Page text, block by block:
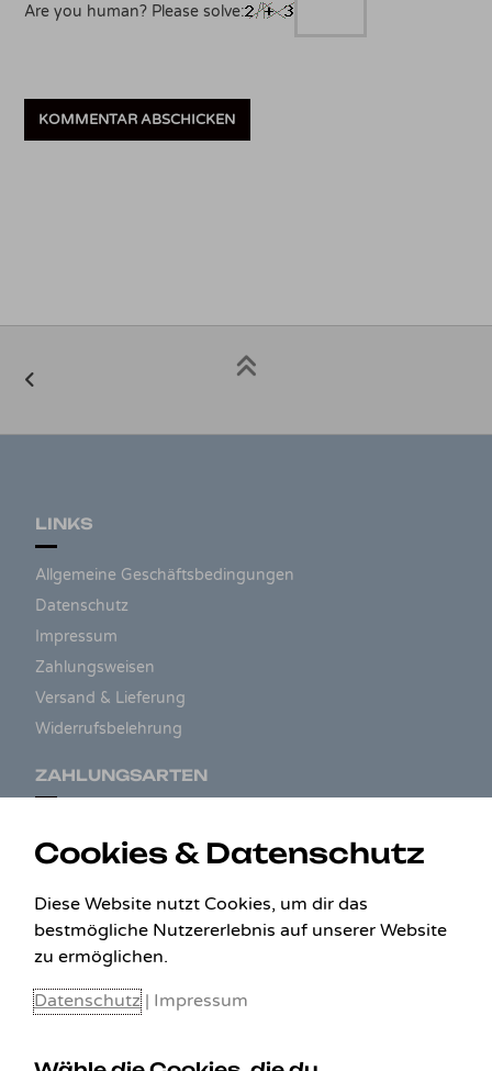
Are you human? Please solve:
LINKS
Allgemeine Geschäftsbedingungen
Datenschutz
Impressum
Zahlungsweisen
Versand & Lieferung
Widerrufsbelehrung
ZAHLUNGSARTEN
Cookies & Datenschutz
Diese Website nutzt Cookies, um dir das
bestmögliche Nutzererlebnis auf unserer Website
zu ermöglichen.
Datenschutz | Impressum